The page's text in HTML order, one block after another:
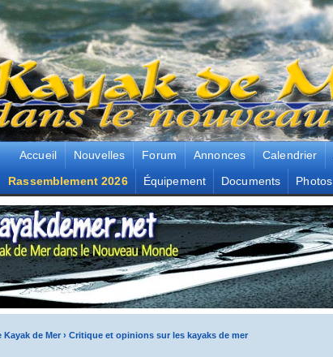
Accueil Nouvelles Forum Annonces Calendrier
Rassemblement 2026
Équipement Documents Photos
Kayak de Mer› Critique et opinions sur les kayaks de mer